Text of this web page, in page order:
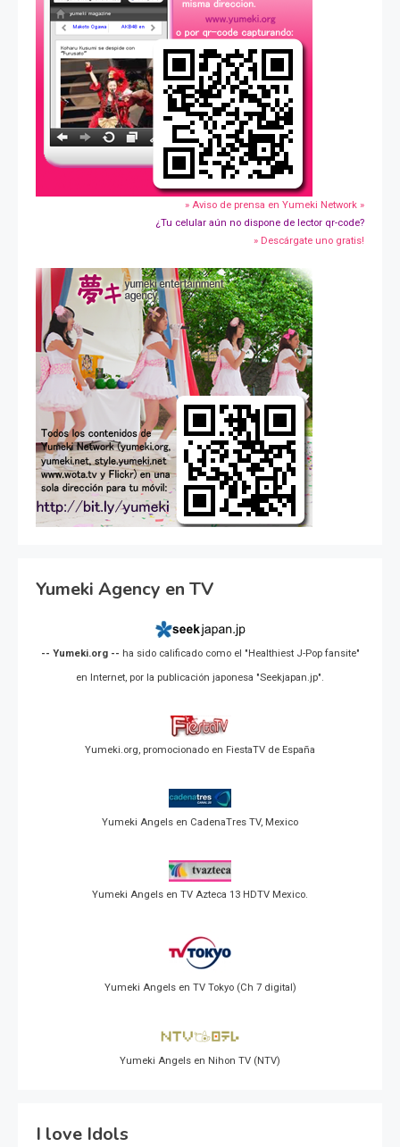
» Aviso de prensa en Yumeki Network »
¿Tu celular aún no dispone de lector qr-code?
» Descárgate uno gratis!
Yumeki Agency en TV
-- Yumeki.org -- ha sido calificado como el "Healthiest J-Pop fansite"
en Internet, por la publicación japonesa "Seekjapan.jp".
Yumeki.org, promocionado en FiestaTV de España
Yumeki Angels en CadenaTres TV, Mexico
Yumeki Angels en TV Azteca 13 HDTV Mexico.
Yumeki Angels en TV Tokyo (Ch 7 digital)
Yumeki Angels en Nihon TV (NTV)
I love Idols